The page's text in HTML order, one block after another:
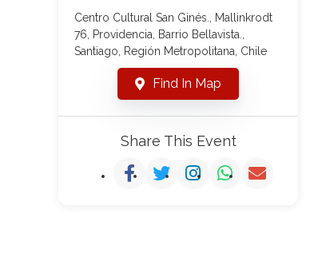
Centro Cultural San Ginés., Mallinkrodt
76, Providencia, Barrio Bellavista.,
Santiago, Región Metropolitana, Chile
Find In Map
Share This Event